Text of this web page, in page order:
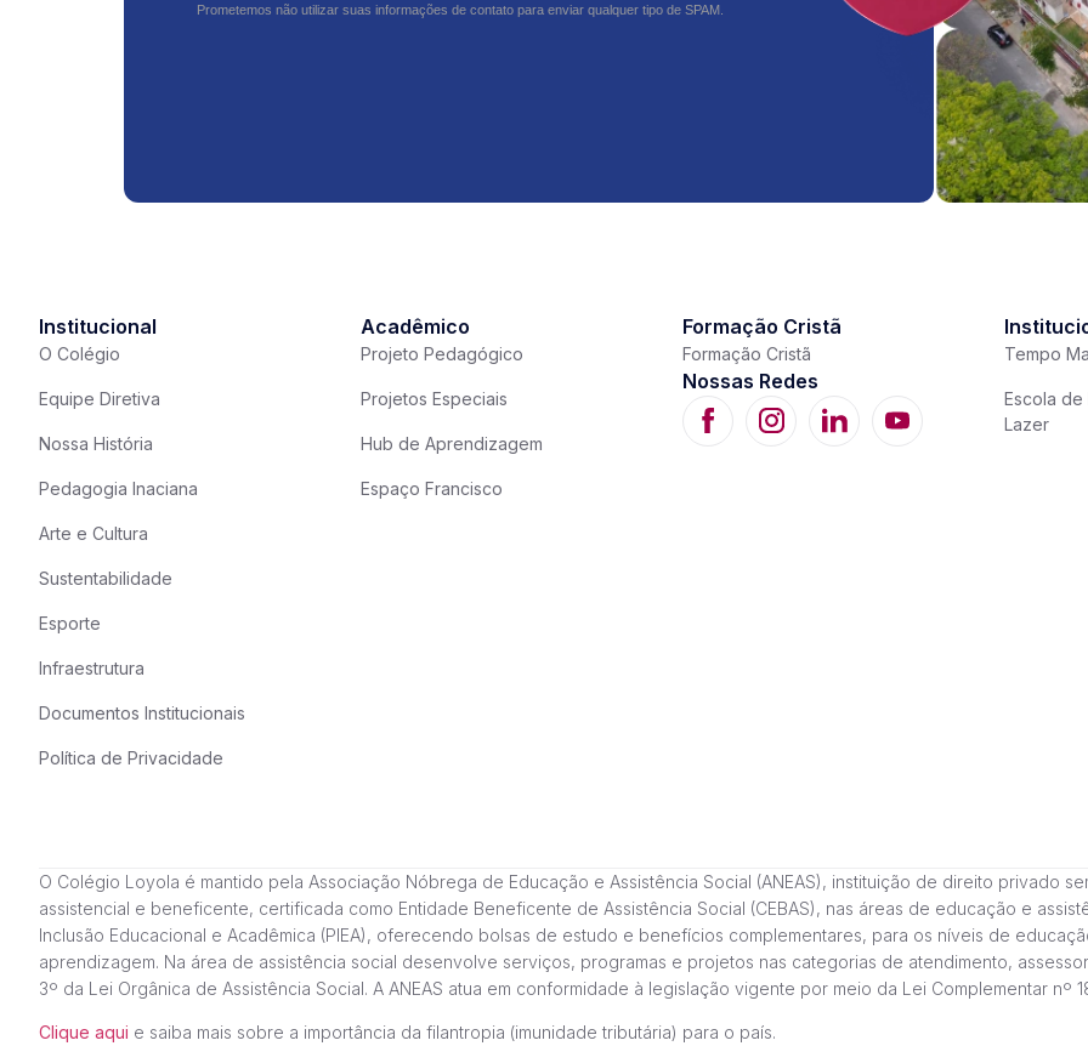
Prometemos não utilizar suas informações de contato para enviar qualquer tipo de SPAM.
Institucional
O Colégio
Equipe Diretiva
Nossa História
Pedagogia Inaciana
Arte e Cultura
Sustentabilidade
Esporte
Infraestrutura
Documentos Institucionais
Política de Privacidade
Acadêmico
Projeto Pedagógico
Projetos Especiais
Hub de Aprendizagem
Espaço Francisco
Formação Cristã
Formação Cristã
Nossas Redes
Tempo
Escola de
Lazer
O Colégio Loyola é mantido pela Associação Nóbrega de Educação e Assistência Social (ANEAS), instituição de direito privado
assistencial e beneficente, certificada como Entidade Beneficente de Assistência Social (CEBAS), nas áreas de educação e
Inclusão Educacional e Acadêmica (PIEA), oferecendo bolsas de estudo e benefícios complementares, para os níveis de
aprendizagem. Na área de assistência social desenvolve serviços, programas e projetos nas categorias de atendimento,
3º da Lei Orgânica de Assistência Social. A ANEAS atua em conformidade à legislação vigente por meio da Lei Complementar nº
Clique aqui e saiba mais sobre a importância da filantropia (imunidade tributária) para o país.